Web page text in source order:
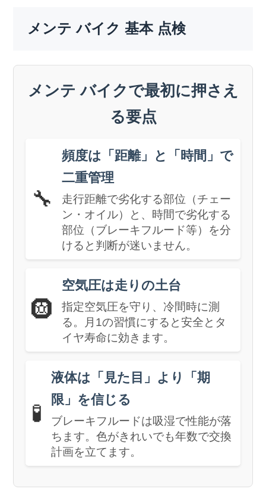
メンテ バイク 基本 点検
メンテ バイクで最初に押さえ
る要点
🔧
頻度は「距離」と「時間」で
二重管理
走行距離で劣化する部位（チェー
ン・オイル）と、時間で劣化する
部位（ブレーキフルード等）を分
けると判断が迷いません。
🛞
空気圧は走りの土台
指定空気圧を守り、冷間時に測
る。月1の習慣にすると安全とタ
イヤ寿命に効きます。
🧪
液体は「見た目」より「期
限」を信じる
ブレーキフルードは吸湿で性能が落
ちます。色がきれいでも年数で交換
計画を立てます。